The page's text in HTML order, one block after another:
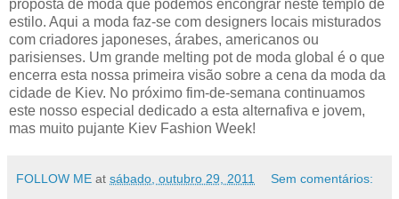
proposta de moda que podemos encongrar neste templo de
estilo. Aqui a moda faz-se com designers locais misturados
com criadores japoneses, árabes, americanos ou
parisienses. Um grande melting pot de moda global é o que
encerra esta nossa primeira visão sobre a cena da moda da
cidade de Kiev. No próximo fim-de-semana continuamos
este nosso especial dedicado a esta alternafiva e jovem,
mas muito pujante Kiev Fashion Week!
FOLLOW ME at sábado, outubro 29, 2011 Sem comentários: